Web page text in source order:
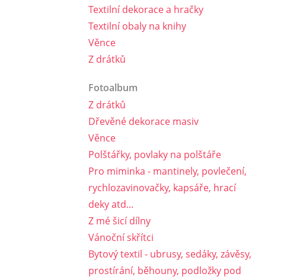
Textilní dekorace a hračky
Textilní obaly na knihy
Věnce
Z drátků
Fotoalbum
Z drátků
Dřevěné dekorace masiv
Věnce
Polštářky, povlaky na polštáře
Pro miminka - mantinely, povlečení,
rychlozavinovačky, kapsáře, hrací
deky atd...
Z mé šicí dílny
Vánoční skřítci
Bytový textil - ubrusy, sedáky, závěsy,
prostírání, běhouny, podložky pod